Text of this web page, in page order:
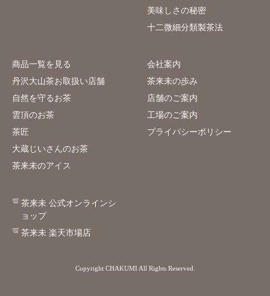
美味しさの秘密
十二微細分類製茶法
商品一覧を見る
丹沢大山茶お取扱い店舗
自然を守るお茶
雲頂のお茶
茶匠
大蔵じいさんのお茶
茶来未のアイス
会社案内
茶来未の歩み
店舗のご案内
工場のご案内
プライバシーポリシー
茶来未 公式オンラインシ
ョップ
茶来未 楽天市場店
Copyright CHAKUMI All Rights Reserved.